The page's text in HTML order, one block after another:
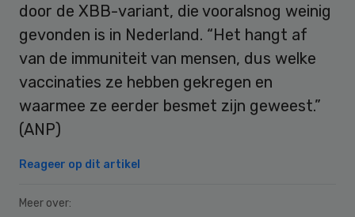
door de XBB-variant, die vooralsnog weinig
gevonden is in Nederland. “Het hangt af
van de immuniteit van mensen, dus welke
vaccinaties ze hebben gekregen en
waarmee ze eerder besmet zijn geweest.”
(ANP)
Reageer op dit artikel
Meer over: